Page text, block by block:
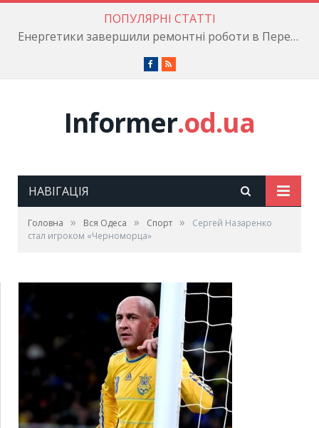
ПОПУЛЯРНІ СТАТТІ
Енергетики завершили ремонтні роботи в Пересипському районі
Facebook
RSS
Informer.od.ua
НАВІГАЦІЯ
Головна » Вся Одеса » Cпорт »
Сергей Назаренко
стал игроком «Черноморца»